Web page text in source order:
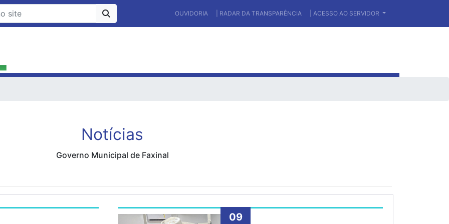
OUVIDORIA | RADAR DA TRANSPARÊNCIA | ACESSO AO SERVIDOR
Notícias
Governo Municipal de Faxinal
09